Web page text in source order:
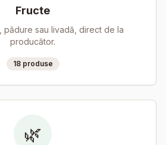
Fructe
pădure sau livadă, direct de la
producător.
18produse
🌿